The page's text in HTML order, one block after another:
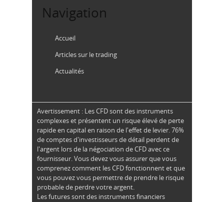
Navigation
Accueil
Articles sur le trading
Actualités
Avertissement : Les CFD sont des instruments
complexes et présentent un risque élevé de perte
rapide en capital en raison de l'effet de levier. 76%
de comptes d'investisseurs de détail perdent de
l'argent lors de la négociation de CFD avec ce
fournisseur. Vous devez vous assurer que vous
comprenez comment les CFD fonctionnent et que
vous pouvez vous permettre de prendre le risque
probable de perdre votre argent.
Les futures sont des instruments financiers